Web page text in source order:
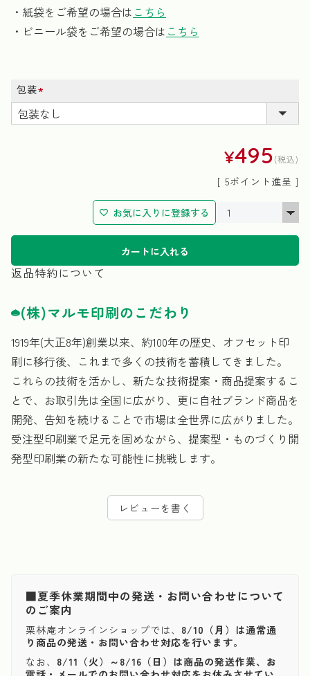
・紙袋をご希望の場合は こちら
・ビニール袋をご希望の場合は こちら
包装
(必
須)
¥495 税込
[ 5ポイント進呈 ]
お気に入りに登録する
カートに入れる
返品特約について
(株)マルモ印刷のこだわり
1919年(大正8年)創業以来、約100年の歴史、オフセット印
刷に移行後、これまで多くの技術を蓄積してきました。
これらの技術を活かし、新たな技術提案・商品提案するこ
とで、お取引先は全国に広がり、更に自社ブランド商品を
開発、告知を続けることで市場は全世界に広がりました。
受注型印刷業で足元を固めながら、提案型・ものづくり開
発型印刷業の新たな可能性に挑戦します。
レビューを書く
■夏季休業期間中の発送・お問い合わせについて
のご案内
栗林庵オンラインショップでは、 8/10（月）は通常通
り商品の発送・お問い合わせ対応を行います。
なお、 8/11（火）～8/16（日）は商品の発送作業、お